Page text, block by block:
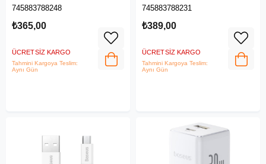
745883788248
₺365,00
ÜCRETSIZ KARGO
Tahmini Kargoya Teslim:
Aynı Gün
745883788231
₺389,00
ÜCRETSIZ KARGO
Tahmini Kargoya Teslim:
Aynı Gün